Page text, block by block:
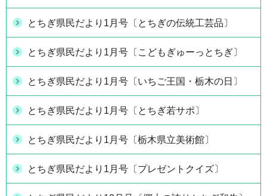
とちぎ県民だより1月号〔とちぎの伝統工芸品〕
とちぎ県民だより1月号〔こどもぎゅーっとちぎ〕
とちぎ県民だより1月号〔いちご王国・栃木の日〕
とちぎ県民だより1月号〔とちぎ若サポ〕
とちぎ県民だより1月号〔栃木県立美術館〕
とちぎ県民だより1月号〔プレゼントクイズ〕